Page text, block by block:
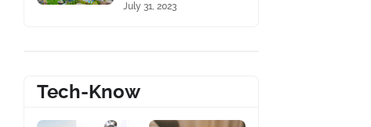
July 31, 2023
Tech-Know